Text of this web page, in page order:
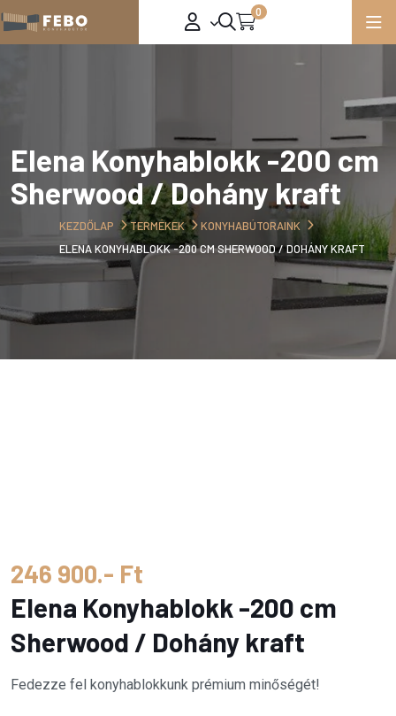
0
Elena Konyhablokk -200 cm
Sherwood / Dohány kraft
KEZDŐLAP TERMÉKEK
KONYHABÚTORAINK
ELENA KONYHABLOKK -200 CM SHERWOOD / DOHÁNY KRAFT
246 900.- Ft
Elena Konyhablokk -200 cm
Sherwood / Dohány kraft
Fedezze fel konyhablokkunk prémium minőségét!